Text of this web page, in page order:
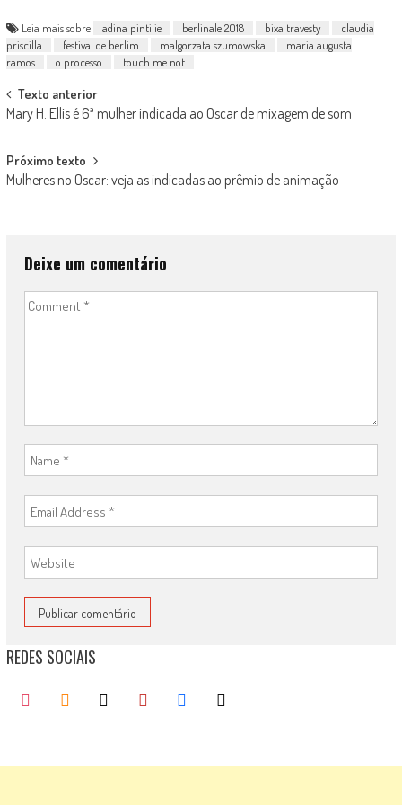
Leia mais sobre adina pintilie berlinale 2018 bixa travesty
claudia
priscilla
festival de berlim malgorzata szumowska
maria augusta
ramos
o processo touch me not
Post
navigation
Texto anterior
Mary H. Ellis é 6ª mulher indicada ao Oscar de mixagem de som
Próximo texto
Mulheres no Oscar: veja as indicadas ao prêmio de animação
Deixe um comentário
REDES SOCIAIS